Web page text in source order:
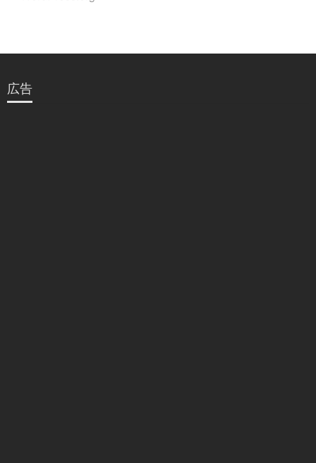
広告